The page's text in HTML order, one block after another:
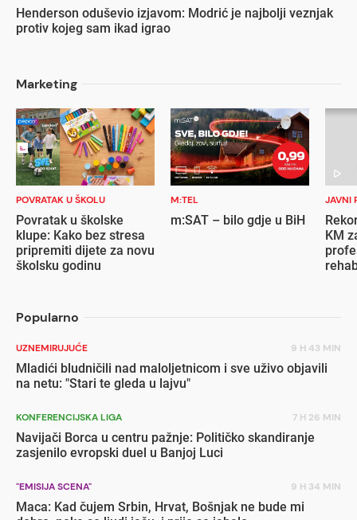
Henderson oduševio izjavom: Modrić je najbolji veznjak
protiv kojeg sam ikad igrao
Marketing
POVRATAK U ŠKOLU
Povratak u školske
klupe: Kako bez stresa
pripremiti dijete za novu
školsku godinu
M:TEL
m:SAT – bilo gdje u BiH
JAVNI
KM
Popularno
UZNEMIRUJUĆE 9 H 43 MIN
Mladići bludničili nad maloljetnicom i sve uživo objavili
na netu: "Stari te gleda u lajvu"
KONFERENCIJSKA LIGA 7 H 26 MIN
Navijači Borca u centru pažnje: Političko skandiranje
zasjenilo evropski duel u Banjoj Luci
"EMISIJA SCENA" 9 H 34 MIN
Maca: Kad čujem Srbin, Hrvat, Bošnjak ne bude mi